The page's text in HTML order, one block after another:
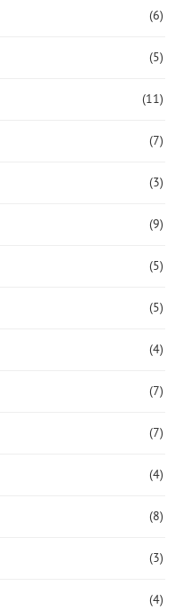
(6)
(5)
(11)
(7)
(3)
(9)
(5)
(5)
(4)
(7)
(7)
(4)
(8)
(3)
(4)